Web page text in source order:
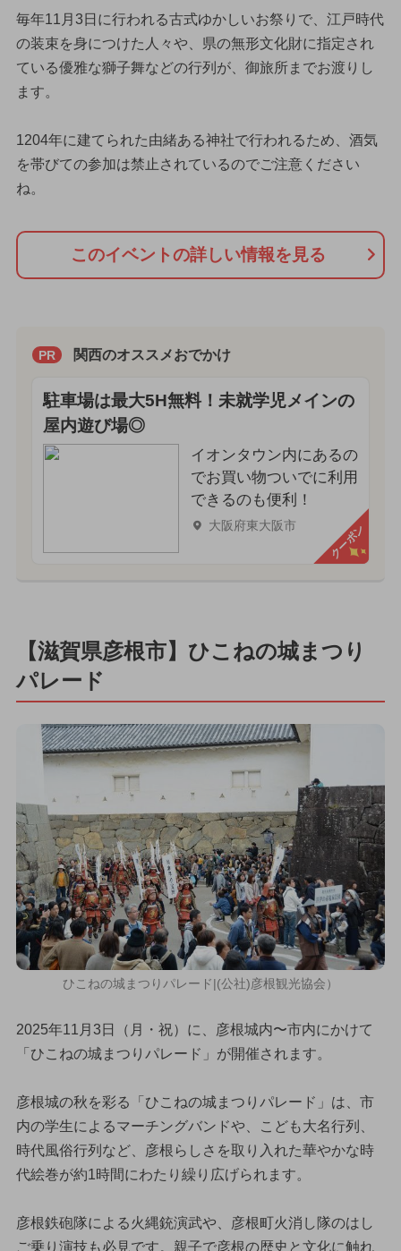
毎年11月3日に行われる古式ゆかしいお祭りで、江戸時代
の装束を身につけた人々や、県の無形文化財に指定され
ている優雅な獅子舞などの行列が、御旅所までお渡りし
ます。
1204年に建てられた由緒ある神社で行われるため、酒気
を帯びての参加は禁止されているのでご注意ください
ね。
このイベントの詳しい情報を見る
PR 関西のオススメおでかけ
駐車場は最大5H無料！未就学児メインの
屋内遊び場◎
イオンタウン内にあるの
でお買い物ついでに利用
できるのも便利！
大阪府東大阪市 クーポン
【滋賀県彦根市】ひこねの城まつり
パレード
ひこねの城まつりパレード|(公社)彦根観光協会）
2025年11月3日（月・祝）に、彦根城内〜市内にかけて
「ひこねの城まつりパレード」が開催されます。
彦根城の秋を彩る「ひこねの城まつりパレード」は、市
内の学生によるマーチングバンドや、こども大名行列、
時代風俗行列など、彦根らしさを取り入れた華やかな時
代絵巻が約1時間にわたり繰り広げられます。
彦根鉄砲隊による火縄銃演武や、彦根町火消し隊のはし
ご乗り演技も必見です。親子で彦根の歴史と文化に触れ